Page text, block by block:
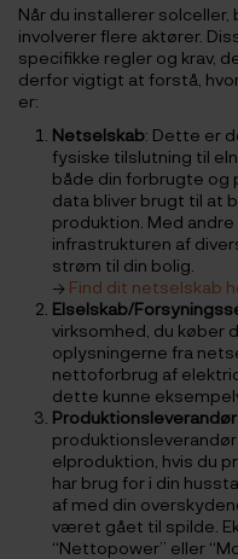
Når du installerer
involverer flere aktører.
specifikke regler og krav,
derfor vigtigt at forstå,
er:
Netselskab: Dette er
fysiske tilslutning til
både din forbrugte og
data bliver brugt til at
produktion. Med
infrastrukturen af
strøm til din bolig.
→ Find dit netselskab
Elselskab/
virksomhed, du køber
oplysningerne fra
nettoforbrug af
dette kunne
elproduktion, hvis du
har brug for i din
af med din
været gået til spilde.
“Nettopower” eller